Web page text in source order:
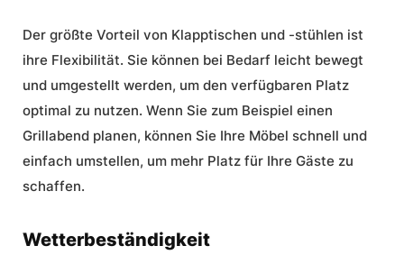
Der größte Vorteil von Klapptischen und -stühlen ist
ihre Flexibilität. Sie können bei Bedarf leicht bewegt
und umgestellt werden, um den verfügbaren Platz
optimal zu nutzen. Wenn Sie zum Beispiel einen
Grillabend planen, können Sie Ihre Möbel schnell und
einfach umstellen, um mehr Platz für Ihre Gäste zu
schaffen.
Wetterbeständigkeit